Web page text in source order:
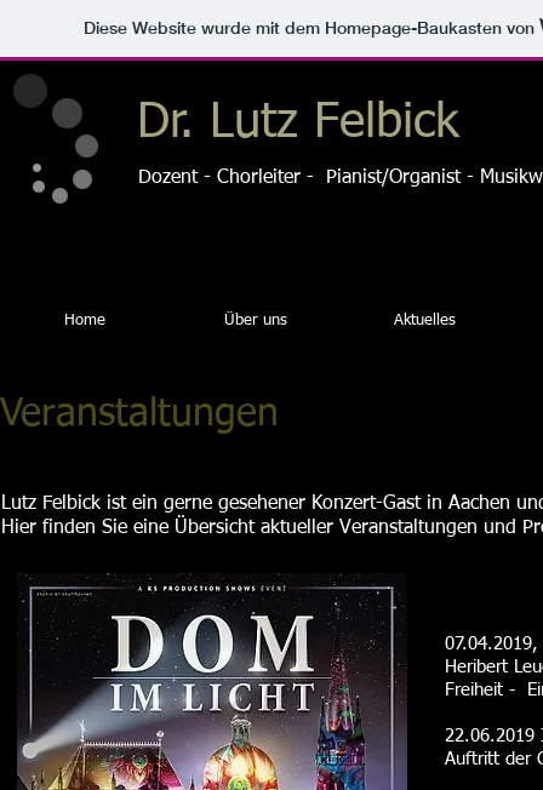
Diese Website wurde mit dem Homepage-Baukasten von
Dr. Lutz Felbick
Dozent - Chorleiter - Pianist/Organist -
Home Über uns Aktuelles
Veranstaltungen
Lutz Felbick ist ein gerne gesehener Konzert-Gast in Aachen
Hier finden Sie eine Übersicht aktueller Veranstaltungen und
07.04.2019,
Heribert
​​Freiheit -
22.06.2019
Auftritt der